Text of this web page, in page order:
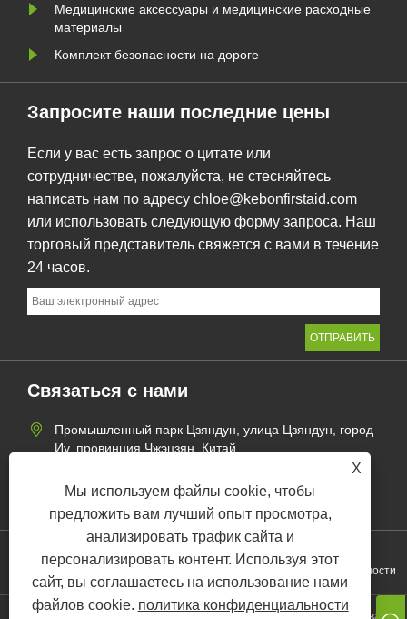
X
Мы используем файлы cookie, чтобы
предложить вам лучший опыт просмотра,
анализировать трафик сайта и
персонализировать контент. Используя этот
сайт, вы соглашаетесь на использование нами
файлов cookie. политика конфиденциальности
Медицинские аксессуары и медицинские расходные
материалы
Комплект безопасности на дороге
Запросите наши последние цены
Если у вас есть запрос о цитате или
сотрудничестве, пожалуйста, не стесняйтесь
написать нам по адресу chloe@kebonfirstaid.com
или использовать следующую форму запроса. Наш
торговый представитель свяжется с вами в течение
24 часов.
Связаться с нами
Промышленный парк Цзяндун, улица Цзяндун, город
Иу, провинция Чжэцзян, Китай
chloe@kebonfirstaid.com
Links Sitemap политика конфиденциальности
Copyright © 2025 Yiwu Kebon Healthcare Co., Ltd. Все права